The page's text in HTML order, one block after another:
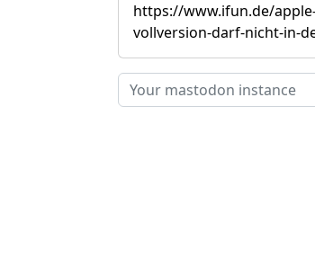
https://www.ifun.de/
vollversion-darf-nicht-in-